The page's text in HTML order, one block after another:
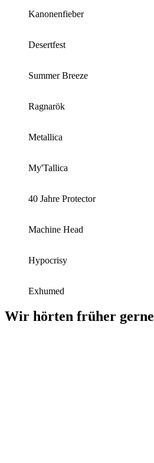
Kanonenfieber
Desertfest
Summer Breeze
Ragnarök
Metallica
My'Tallica
40 Jahre Protector
Machine Head
Hypocrisy
Exhumed
Wir hörten früher gerne